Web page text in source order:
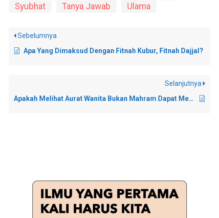
Syubhat
Tanya Jawab Ulama
Sebelumnya
Apa Yang Dimaksud Dengan Fitnah Kubur, Fitnah Dajjal?
Selanjutnya
Apakah Melihat Aurat Wanita Bukan Mahram Dapat Mengurangi Iman?